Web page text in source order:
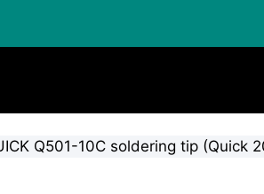
Q501-10C soldering tip (Quick